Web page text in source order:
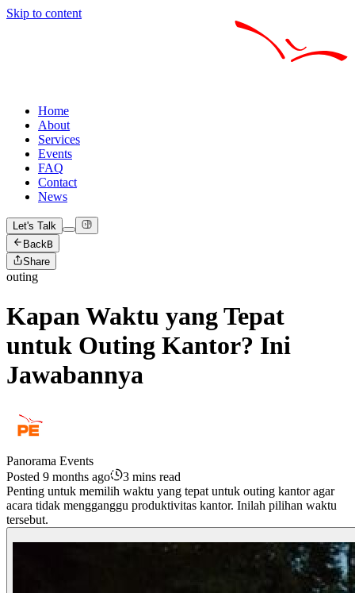
Skip to content
Home
About
Services
Events
FAQ
Contact
News
Let's Talk
BackB
Share
outing
Kapan Waktu yang Tepat
untuk Outing Kantor? Ini
Jawabannya
Panorama Events
Posted 9 months ago
3 mins read
Penting untuk memilih waktu yang tepat untuk outing kantor agar
acara tidak mengganggu produktivitas kantor. Inilah pilihan waktu
tersebut.